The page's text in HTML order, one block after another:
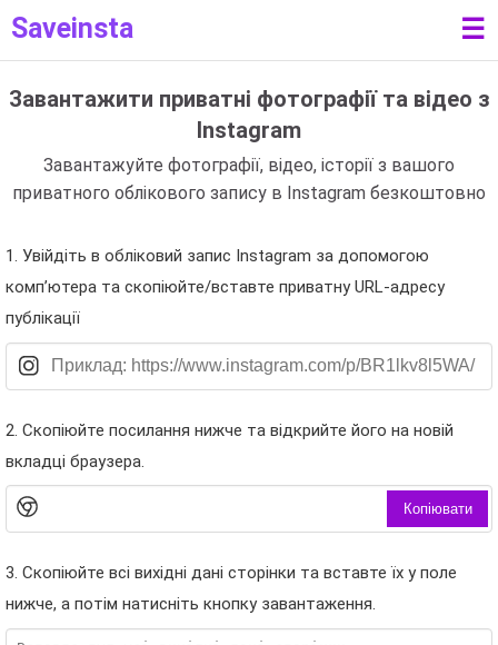
Saveinsta ☰
Завантажити приватні фотографії та відео з
Instagram
Завантажуйте фотографії, відео, історії з вашого
приватного облікового запису в Instagram безкоштовно
1. Увійдіть в обліковий запис Instagram за допомогою
комп’ютера та скопіюйте/вставте приватну URL-адресу
публікації
2. Скопіюйте посилання нижче та відкрийте його на новій
вкладці браузера.
Копіювати
3. Скопіюйте всі вихідні дані сторінки та вставте їх у поле
нижче, а потім натисніть кнопку завантаження.